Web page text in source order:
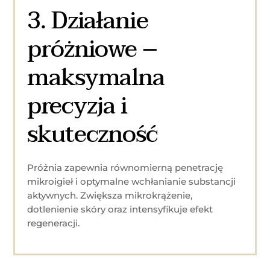
3. Działanie
próżniowe –
maksymalna
precyzja i
skuteczność
Próżnia zapewnia równomierną penetrację
mikroigieł i optymalne wchłanianie substancji
aktywnych. Zwiększa mikrokrążenie,
dotlenienie skóry oraz intensyfikuje efekt
regeneracji.